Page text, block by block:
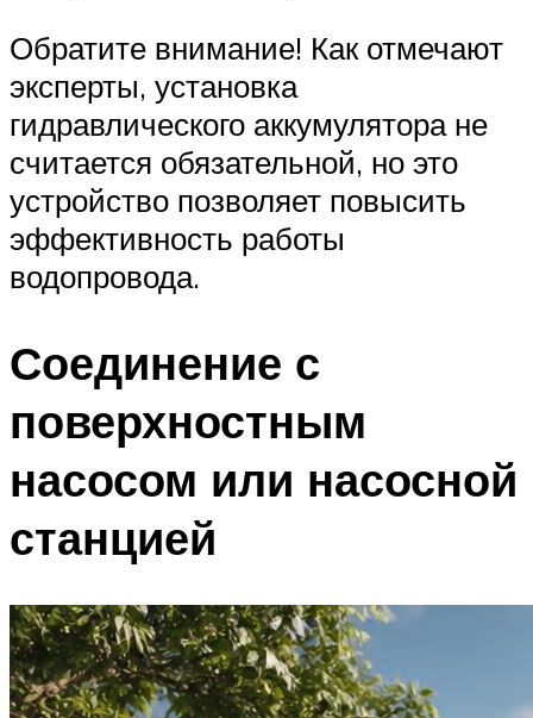
Обратите внимание! Как отмечают
эксперты, установка
гидравлического аккумулятора не
считается обязательной, но это
устройство позволяет повысить
эффективность работы
водопровода.
Соединение с
поверхностным
насосом или насосной
станцией